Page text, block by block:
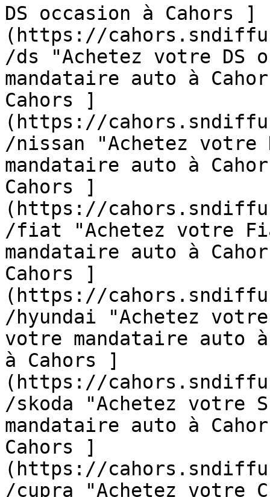
DS occasion à Cahors ]
(https://
/ds "Achetez votre DS
mandataire auto à
Cahors ]
(https://
/nissan "Achetez votre
mandataire auto à
Cahors ]
(https://
/fiat "Achetez votre
mandataire auto à
Cahors ]
(https://
/hyundai "Achetez
votre mandataire auto
à Cahors ]
(https://
/skoda "Achetez votre
mandataire auto à
Cahors ]
(https://
/cupra "Achetez votre